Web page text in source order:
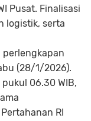
Pusat. Finalisasi
logistik, serta
perlengkapan
(28/1/2026).
06.30 WIB,
RI